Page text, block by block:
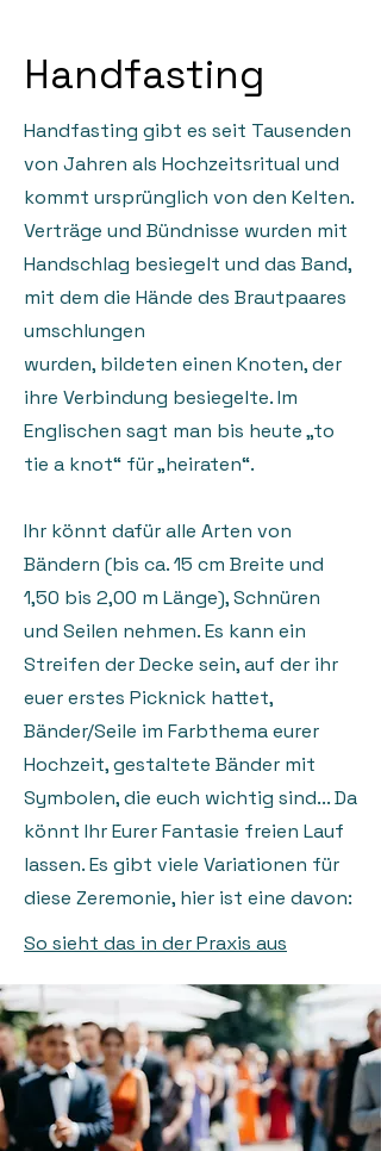
Handfasting
Handfasting gibt es seit Tausenden
von Jahren als Hochzeitsritual und
kommt ursprünglich von den Kelten.
Verträge und Bündnisse wurden mit
Handschlag besiegelt und das Band,
mit dem die Hände des Brautpaares
umschlungen
wurden, bildeten einen Knoten, der
ihre Verbindung besiegelte. Im
Englischen sagt man bis heute „to
tie a knot“ für „heiraten“.
Ihr könnt dafür alle Arten von
Bändern (bis ca. 15 cm Breite und
1,50 bis 2,00 m Länge), Schnüren
und Seilen nehmen. Es kann ein
Streifen der Decke sein, auf der ihr
euer erstes Picknick hattet,
Bänder/Seile im Farbthema eurer
Hochzeit, gestaltete Bänder mit
Symbolen, die euch wichtig sind... Da
könnt Ihr Eurer Fantasie freien Lauf
lassen. Es gibt viele Variationen für
diese Zeremonie, hier ist eine davon:
So sieht das in der Praxis aus